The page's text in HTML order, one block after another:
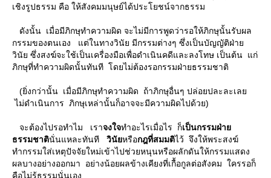
เชิงรูปธรรม คือ ให้สังคมมนุษย์ได้ประโยชน์จากธรรม
ดังนั้น เมื่อมีภิกษุทำความผิด จะไม่มีการพูดว่ารอให้ภิกษุนั้นรับผล
กรรมของตนเอง แต่ในทางวินัย มีกรรมต่างๆ ซึ่งเป็นบัญญัติฝ่า
วินัย ซึ่งสงฆ์จะใช้เป็นเครื่องมือเพื่อดำเนินคดีและลงโทษ เป็นต้น แก่
ภิกษุที่ทำความผิดนั้นทันที โดยไม่ต้องรอกรรมฝ่ายธรรมชาติ
(ยิ่งกว่านั้น เมื่อมีภิกษุทำความผิด ถ้าภิกษุอื่นๆ ปล่อยปละละเล
ไม่ดำเนินการ ภิกษุเหล่านั้นก็อาจจะมีความผิดไปด้วย)
จะต้องไปรอทำไม เราจงใจทำอะไรเมื่อไร ก็เป็นกรรมฝ่า
ธรรมชาตินั่นแหละทันที วินัหรือกฎที่สมมติไว้ จึงให้พระสงฆ์
ทำกรรมใส่เหตุปัจจัยใหม่เข้าไปช่วยหนุนหรือผลักดันให้กรรมแสดง
ผลบางอย่างออกมา อย่างน้อยผลข้างเคียงที่เกื้อกูลต่อสังคม ใครรอก็
คือไม่รู้ธรรมนั่นเอง